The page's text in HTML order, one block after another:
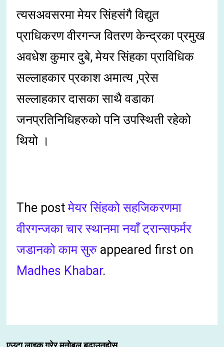
त्यसअवसरमा मेयर सिंहसंगै विद्युत
प्राधिकरण वीरगन्ज वितरण केन्द्रका प्रमुख
अवधेश कुमार दुबे, मेयर सिंहका प्राविधिक
सल्लाहकार प्रकाश अमात्य ,प्रेस
सल्लाहकार दासका साथै वडाका
जनप्रतिनिधिहरुको पनि उपस्थिती रहेको
थियो ।
The postमेयर सिंहको सहजिकरणमा
वीरगन्जका चार स्थानमा नयाँ ट्रान्सफर्मर
जडानको काम सुरु appeared first on
Madhes Khabar.